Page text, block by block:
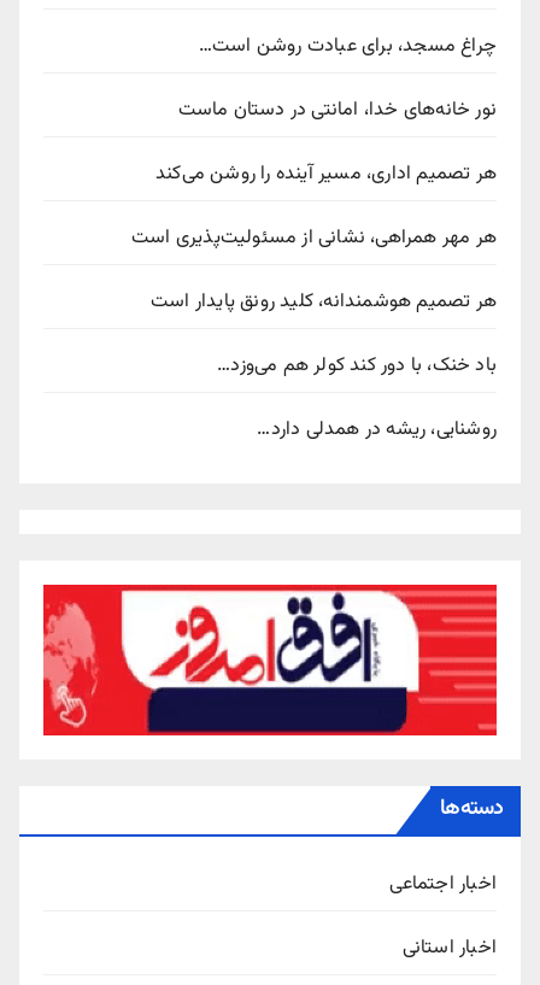
چراغ مسجد، برای عبادت روشن است…
نور خانه‌های خدا، امانتی در دستان ماست
هر تصمیم اداری، مسیر آینده را روشن می‌کند
هر مهر همراهی، نشانی از مسئولیت‌پذیری است
هر تصمیم هوشمندانه، کلید رونق پایدار است
باد خنک، با دور کند کولر هم می‌وزد…
روشنایی، ریشه در همدلی دارد…
دسته‌ها
اخبار اجتماعی
اخبار استانی